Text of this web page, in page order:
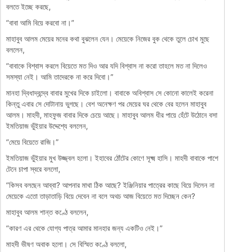
বলতে ইচ্ছে করছে,
“বাবা আমি বিয়ে করবো না।”
মাহাবুব আলম মেয়ের মনের কথা বুঝলেন যেন। মেয়েকে নিজের বুক থেকে তুলে চোখ মুছে
বললেন,
“বাবাকে বিশ্বাস করলে বিয়েতে মত দিও আর যদি বিশ্বাস না করো তাহলে মত না দিলেও
সমস্যা নেই। আমি তাদেরকে না করে দিবো।”
মানহা দ্বিধাদ্বন্দ্বে বাবার মুখের দিকে চাইলো। বাবাকে অবিশ্বাস সে কোনো কালেই করেনা
কিন্তু এবার সে দোটানায় ভুগছে। বেশ অনেক্ষণ পর মেয়ের ঘর থেকে বের হলেন মাহাবুব
আলম। মাহদী, মাহফুজ বাবার দিকে চেয়ে আছে। মাহাবুব আলম ধীর পায়ে হেঁটে উঠোনে বসা
ইমতিয়াজ ভুঁইয়ার উদ্দেশ্যে বললেন,
“মেয়ে বিয়েতে রাজি।”
ইমতিয়াজ ভুঁইয়ার মুখ উজ্জ্বল হলো। ইহাবের ঠোঁটের কোণে সূক্ষ্ম হাসি। মাহদী বাবাকে পাশে
টেনে চাপা স্বরে বললো,
“কিসব বলছেন আব্বা? আপনার মাথা ঠিক আছে? ইঞ্জিনিয়ার পাত্রের কাছে বিয়ে দিলেন না
মেয়েকে এতো তাড়াতাড়ি বিয়ে দেবেন না বলে অথচ আজ বিয়েতে মত দিচ্ছেন কেন?
মাহাবুব আলম শান্ত কণ্ঠে বললেন,
“কারণ এর থেকে যোগ্য পাত্র আমার মানহার জন্য একটিও নেই।”
মাহদী ভীষণ অবাক হলো। সে বিস্মিত কণ্ঠে বললো,